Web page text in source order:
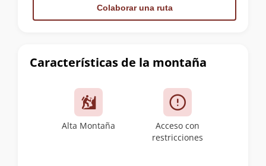
Características de la montaña
Alta Montaña
Acceso con
restricciones
Colaborar una ruta